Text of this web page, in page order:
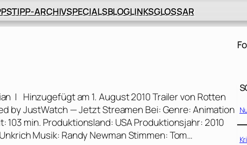
TIPP-ARCHIVSPECIALSBLOGLINKSGLOSSAR
| Hinzugefügt am 1. August 2010 Trailer von Rotten
by JustWatch — Jetzt Streamen Bei: Genre: Animation
min. Produktionsland: USA Produktionsjahr: 2010
Musik: Randy Newman Stimmen: Tom…